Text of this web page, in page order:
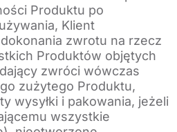
Produktu po
Klient
zwrotu na rzecz
Produktów objętych
zwróci wówczas
zużytego Produktu,
wysyłki i pakowania, jeżeli
wszystkie